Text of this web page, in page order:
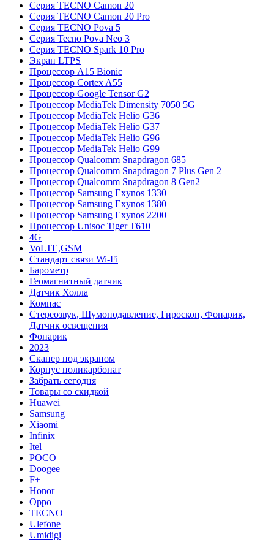
Серия TECNO Camon 20
Серия TECNO Camon 20 Pro
Серия TECNO Pova 5
Серия Tecno Pova Neo 3
Серия TECNO Spark 10 Pro
Экран LTPS
Процессор A15 Bionic
Процессор Cortex A55
Процессор Google Tensor G2
Процессор MediaTek Dimensity 7050 5G
Процессор MediaTek Helio G36
Процессор MediaTek Helio G37
Процессор MediaTek Helio G96
Процессор MediaTek Helio G99
Процессор Qualcomm Snapdragon 685
Процессор Qualcomm Snapdragon 7 Plus Gen 2
Процессор Qualcomm Snapdragon 8 Gen2
Процессор Samsung Exynos 1330
Процессор Samsung Exynos 1380
Процессор Samsung Exynos 2200
Процессор Unisoc Tiger T610
4G
VoLTE,GSM
Cтандарт связи Wi-Fi
Барометр
Геомагнитный датчик
Датчик Холла
Компас
Стереозвук, Шумоподавление, Гироскоп, Фонарик,
Датчик освещения
Фонарик
2023
Сканер под экраном
Корпус поликарбонат
Забрать сегодня
Товары со скидкой
Huawei
Samsung
Xiaomi
Infinix
Itel
POCO
Doogee
F+
Honor
Oppo
TECNO
Ulefone
Umidigi